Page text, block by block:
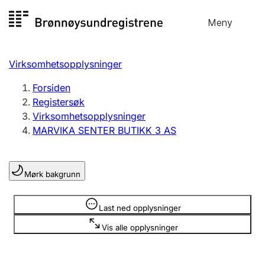
til
Meny
Registersøk
Aksjeselskap
Enkeltpersonforetak
Registrere, endre, slette
Lag og forening
Registrere, endre, slette
Virksomhetsopplysninger
Forsiden
Registersøk
Virksomhetsopplysninger
MARVIKA SENTER BUTIKK 3 AS
Mørk bakgrunn
Last ned opplysninger
Vis alle opplysninger
Opplysninger er skjult